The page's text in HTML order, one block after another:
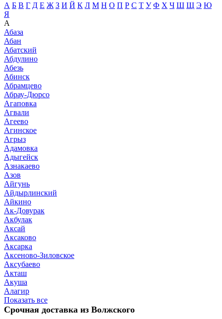
А Б В Г Д Е Ж З И Й К Л М Н О П Р С Т У Ф Х Ч Ш Щ Э Ю
Я
А
Абаза
Абан
Абатский
Абдулино
Абезь
Абинск
Абрамцево
Абрау-Дюрсо
Агаповка
Агвали
Агеево
Агинское
Агрыз
Адамовка
Адыгейск
Азнакаево
Азов
Айгунь
Айдырлинский
Айкино
Ак-Довурак
Акбулак
Аксай
Аксаково
Аксарка
Аксеново-Зиловское
Аксубаево
Акташ
Акуша
Алагир
Показать все
Срочная доставка из Волжского